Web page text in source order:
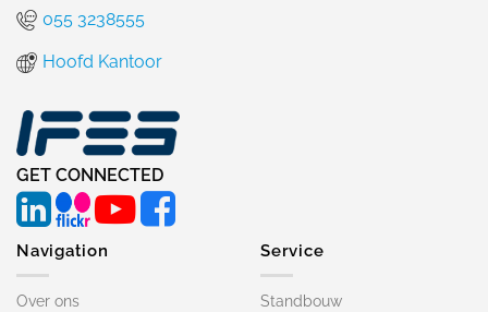
055 3238555
Hoofd Kantoor
GET CONNECTED
Navigation
Over ons
Service
Standbouw